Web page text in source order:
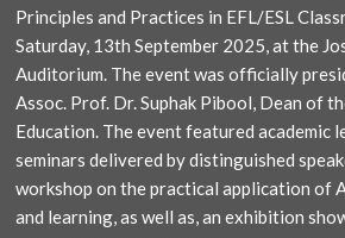
Principles and Practices in EFL/ESL
Saturday, 13th September 2025, at the
Auditorium. The event was officially
Assoc. Prof. Dr. Suphak Pibool, Dean of
Education. The event featured academic
seminars delivered by distinguished
workshop on the practical application of
and learning, as well as, an exhibition